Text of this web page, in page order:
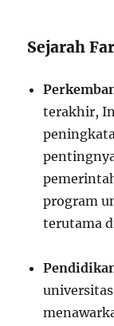
Sejarah
terakhir,
program
terutama